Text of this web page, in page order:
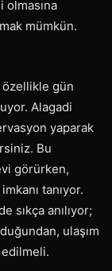
olmasına
mümkün.
özellikle gün
Alagadi
yaparak
Bu
görürken,
tanıyor.
sıkça anılıyor;
ulaşım
edilmeli.